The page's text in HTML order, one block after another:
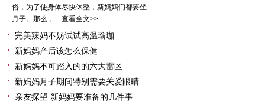
俗，为了使身体尽快休整，新妈妈们都要坐
月子。那么，... 查看全文>>
完美辣妈不妨试试高温瑜珈
新妈妈产后该怎么保健
新妈妈不可踏入的的六大雷区
新妈妈月子期间特别需要关爱眼睛
亲友探望 新妈妈要准备的几件事